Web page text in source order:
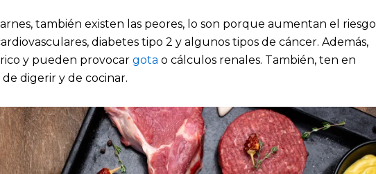
también existen las peores, lo son porque aumentan el riesgo
diabetes tipo 2 y algunos tipos de cáncer. Además,
y pueden provocar gota o cálculos renales. También, ten en
digerir y de cocinar.